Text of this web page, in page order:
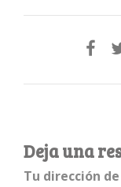
Deja una
Tu dirección